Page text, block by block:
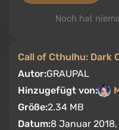
Call of Cthulhu: Dark
Autor:GRAUPAL
Hinzugefügt von:
Größe:2.34 MB
Datum:8 Januar
Noch hat